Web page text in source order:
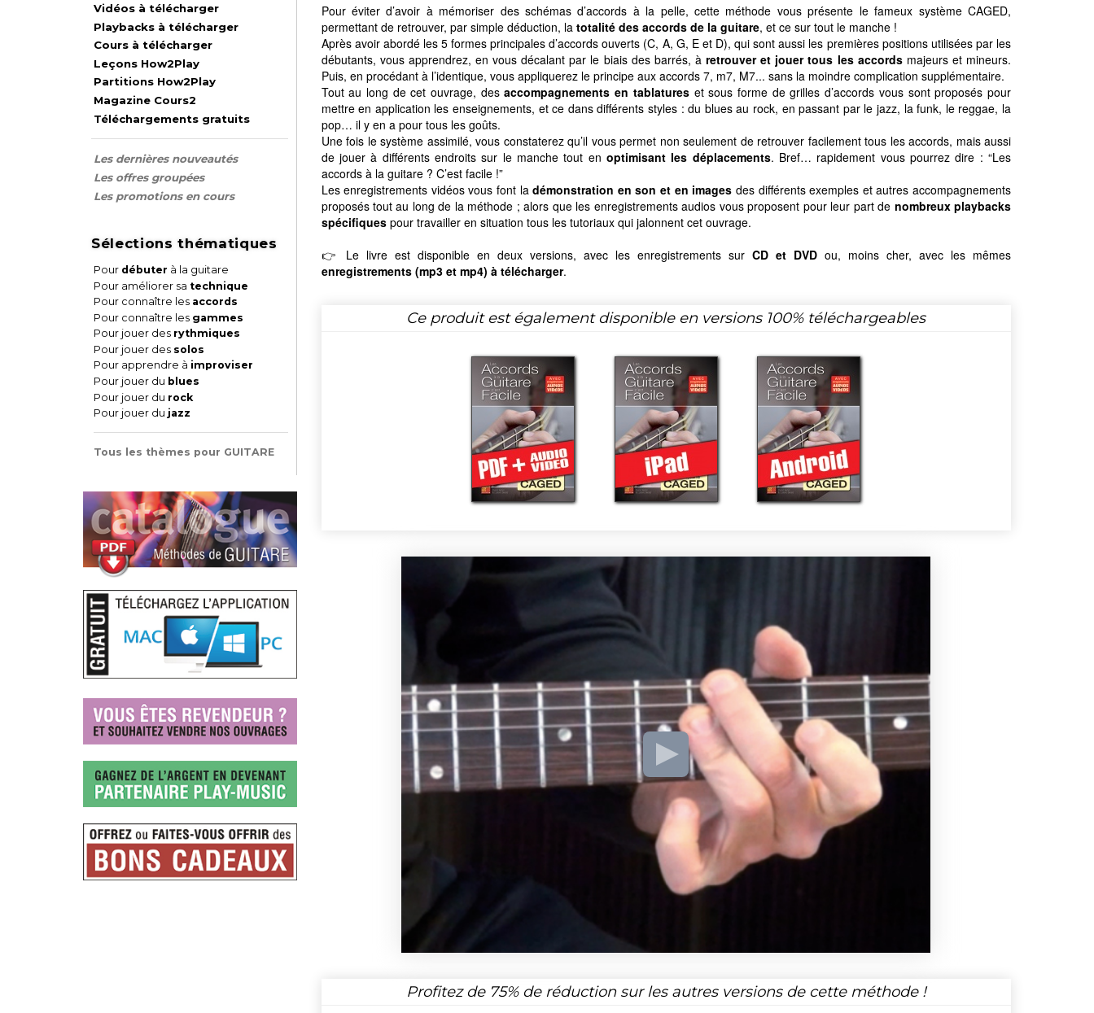
Vidéos à télécharger
Playbacks à télécharger
Cours à télécharger
Leçons How2Play
Partitions How2Play
Magazine Cours2
Téléchargements gratuits
Les dernières nouveautés
Les offres groupées
Les promotions en cours
Sélections thématiques
Pour débuter à la guitare
Pour améliorer sa technique
Pour connaître les accords
Pour connaître les gammes
Pour jouer des rythmiques
Pour jouer des solos
Pour apprendre à improviser
Pour jouer du blues
Pour jouer du rock
Pour jouer du jazz
Tous les thèmes pour GUITARE
Pour éviter d’avoir à mémoriser des schémas d’accords à la pelle, cette méthode vous présente le fameux système CAGED,
permettant de retrouver, par simple déduction, la totalité des accords de la guitare, et ce sur tout le manche !
Après avoir abordé les 5 formes principales d’accords ouverts (C, A, G, E et D), qui sont aussi les premières positions utilisées par les
débutants, vous apprendrez, en vous décalant par le biais des barrés, à retrouver et jouer tous les accordsmajeurs et mineurs.
Puis, en procédant à l’identique, vous appliquerez le principe aux accords 7, m7, M7... sans la moindre complication supplémentaire.
Tout au long de cet ouvrage, desaccompagnements en tablatureset sous forme de grilles d’accords vous sont proposés pour
mettre en application les enseignements, et ce dans différents styles : du blues au rock, en passant par le jazz, la funk, le reggae, la
pop… il y en a pour tous les goûts.
Une fois le système assimilé, vous constaterez qu’il vous permet non seulement de retrouver facilement tous les accords, mais aussi
de jouer à différents endroits sur le manche tout en optimisant les déplacements. Bref… rapidement vous pourrez dire : “Les
accords à la guitare ? C’est facile !”
Les enregistrements vidéos vous font ladémonstration en son et en images des différents exemples et autres accompagnements
proposés tout au long de la méthode ; alors que les enregistrements audios vous proposent pour leur part de nombreux playbacks
spécifiquespour travailler en situation tous les tutoriaux qui jalonnent cet ouvrage.
👉 Le livre est disponible en deux versions, avec les enregistrements surCD et DVD ou, moins cher, avec les mêmes
enregistrements (mp3 et mp4) à télécharger.
Ce produit est également disponible en versions 100% téléchargeables
Profitez de 75%de réduction sur les autres versions de cette méthode !